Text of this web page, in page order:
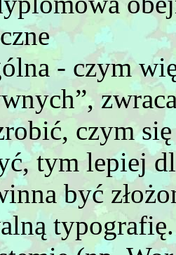
- czym
czym
tym lepiej
być